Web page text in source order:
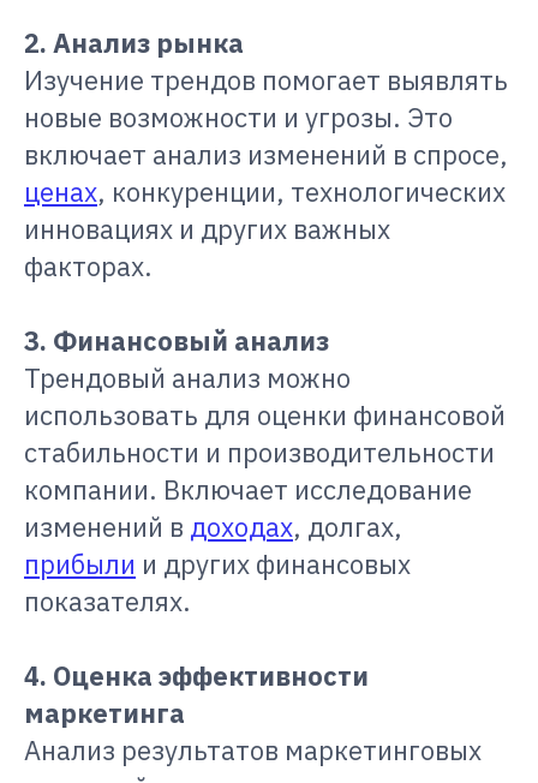
2. Анализ рынка
Изучение трендов помогает выявлять
новые возможности и угрозы. Это
включает анализ изменений в спросе,
ценах, конкуренции, технологических
инновациях и других важных
факторах.
3. Финансовый анализ
Трендовый анализ можно
использовать для оценки финансовой
стабильности и производительности
компании. Включает исследование
изменений в доходах, долгах,
прибыли и других финансовых
показателях.
4. Оценка эффективности
маркетинга
Анализ результатов маркетинговых